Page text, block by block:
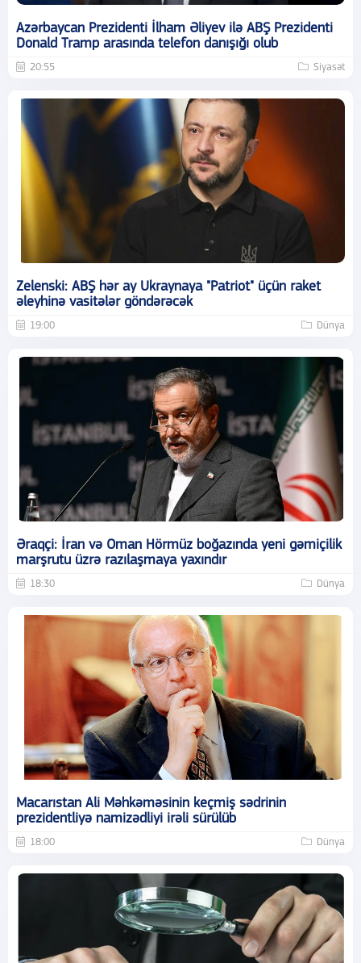
Azərbaycan Prezidenti İlham Əliyev ilə ABŞ Prezidenti
Donald Tramp arasında telefon danışığı olub
20:55 Siyasət
Zelenski: ABŞ hər ay Ukraynaya "Patriot" üçün raket
əleyhinə vasitələr göndərəcək
19:00 Dünya
Əraqçi: İran və Oman Hörmüz boğazında yeni gəmiçilik
marşrutu üzrə razılaşmaya yaxındır
18:30 Dünya
Macarıstan Ali Məhkəməsinin keçmiş sədrinin
prezidentliyə namizədliyi irəli sürülüb
18:00 Dünya